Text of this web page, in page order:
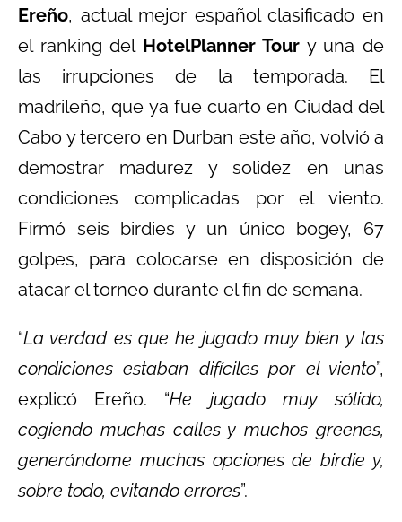
Ereño, actual mejor español clasificado en
el ranking del HotelPlanner Tour y una de
las irrupciones de la temporada. El
madrileño, que ya fue cuarto en Ciudad del
Cabo y tercero en Durban este año, volvió a
demostrar madurez y solidez en unas
condiciones complicadas por el viento.
Firmó seis birdies y un único bogey, 67
golpes, para colocarse en disposición de
atacar el torneo durante el fin de semana.
“La verdad es que he jugado muy bien y las
condiciones estaban difíciles por el viento”,
explicó Ereño. “He jugado muy sólido,
cogiendo muchas calles y muchos greenes,
generándome muchas opciones de birdie y,
sobre todo, evitando errores”.